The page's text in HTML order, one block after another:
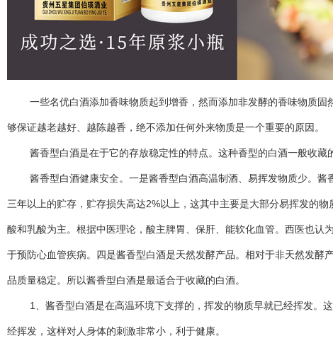
一些名优白酒添加香味物质起到增香，然而添加非发酵的香味物质固
够保证越老越好、越陈越香，绝不添加任何外来物质是一个重要的原因。
酱香型白酒是在于它的存放稳定性的特点。这种香型的白酒一般收藏
酱香型白酒健康安全。一是酱香型白酒高温制酒、易挥发物质少。酱
三年以上的贮存，贮存损失高达2%以上，这其中主要是大部分易挥发的
酸和乳酸为主。根据中医理论，酸主脾胃、保肝、能软化血管。西医也
于预防心血管疾病。四是酱香型白酒是天然发酵产品。相对于非天然发
品质量稳定。所以酱香型白酒是最适合于收藏的白酒。
1、酱香型白酒是在高温环境下支撑的，挥发的物质早就已经挥发。这
经挥发，这样对人身体的刺激非常小，利于健康。